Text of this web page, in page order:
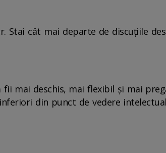
Stai cât mai departe de discuțiile
mai deschis, mai flexibil și mai
din punct de vedere